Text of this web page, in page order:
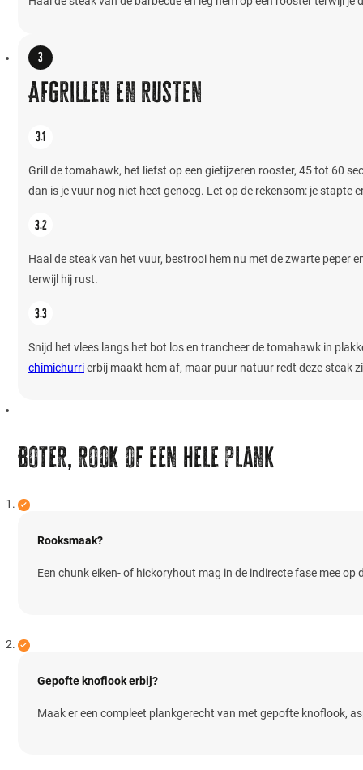
Afgrillen en rusten
Grill de tomahawk, het liefst op een gietijzeren rooster, 45 tot 60
dan is je vuur nog niet heet genoeg. Let op de rekensom: je stapte
Haal de steak van het vuur, bestrooi hem nu met de zwarte peper
terwijl hij rust.
Snijd het vlees langs het bot los en trancheer de tomahawk in
chimichurrierbij maakt hem af, maar puur natuur redt deze steak
Boter, rook of een hele plank
Rooksmaak?
Een chunk eiken- of hickoryhout mag in de indirecte fase mee
Gepofte knoflook erbij?
Maak er een compleet plankgerecht van met gepofte knoflook,